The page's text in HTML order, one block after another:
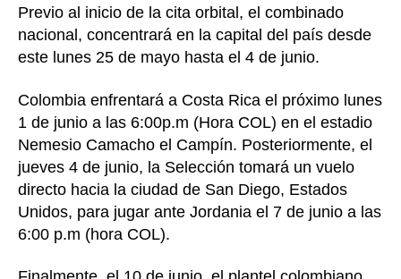
Previo al inicio de la cita orbital, el combinado
nacional, concentrará en la capital del país desde
este lunes 25 de mayo hasta el 4 de junio.
Colombia enfrentará a Costa Rica el próximo lunes
1 de junio a las 6:00p.m (Hora COL) en el estadio
Nemesio Camacho el Campín. Posteriormente, el
jueves 4 de junio, la Selección tomará un vuelo
directo hacia la ciudad de San Diego, Estados
Unidos, para jugar ante Jordania el 7 de junio a las
6:00 p.m (hora COL).